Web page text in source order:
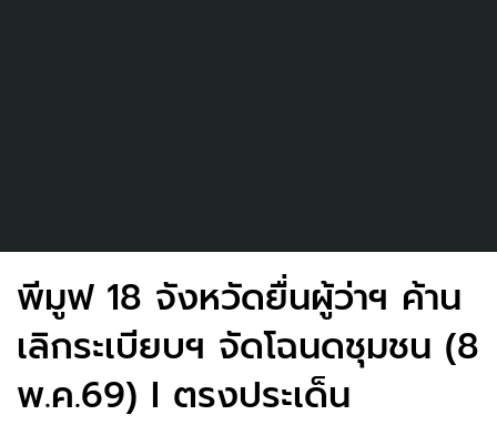
พีมูฟ 18 จังหวัดยื่นผู้ว่าฯ ค้าน
เลิกระเบียบฯ จัดโฉนดชุมชน (8
พ.ค.69) I ตรงประเด็น